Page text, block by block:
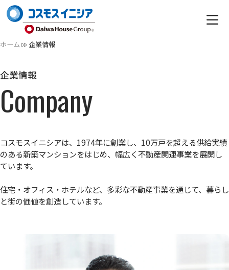
ホーム 企業情報
企業情報
Company
コスモスイニシアは、1974年に創業し、10万戸を超える供給実績
のある新築マンションをはじめ、幅広く不動産関連事業を展開し
ています。
住宅・オフィス・ホテルなど、多彩な不動産事業を通じて、暮らし
と街の価値を創造しています。